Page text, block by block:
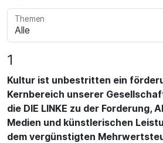
Themen
1
Kultur ist unbestritten ein
Kernbereich unserer
die DIE LINKE zu der Forderung,
Medien und künstlerischen
dem vergünstigten